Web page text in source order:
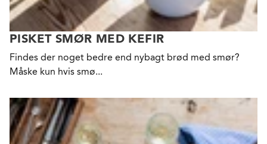
PISKET SMØR MED KEFIR
Findes der noget bedre end nybagt brød med smør?
Måske kun hvis smø...